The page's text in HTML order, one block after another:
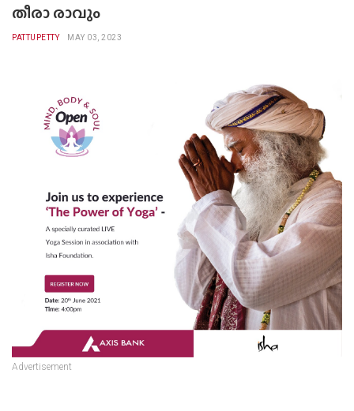
തീരാ രാവും
PATTUPETTY MAY 03, 2023
Advertisement